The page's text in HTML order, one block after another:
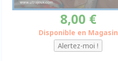
8,00 €
Disponible en Magasin